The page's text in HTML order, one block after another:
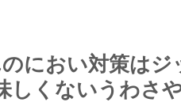
におい対策は
しくないうわさ